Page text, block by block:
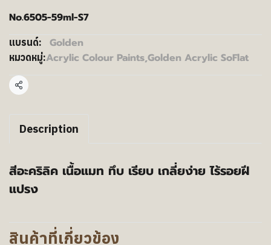
No.6505-59ml-S7
แบรนด์: Golden
หมวดหมู่:Acrylic Colour Paints,Golden Acrylic SoFlat
แชร์
Description
สีอะคริลิค เนื้อแมท ทึบ เรียบ เกลี่ยง่าย ไร้รอยฝี
แปรง
สินค้าที่เกี่ยวข้อง